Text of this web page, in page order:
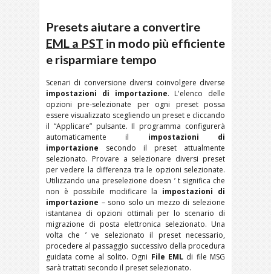
Presets aiutare a convertire
EML a PST in modo più efficiente
e risparmiare tempo
Scenari di conversione diversi coinvolgere diverse
impostazioni di importazione. L'elenco delle
opzioni pre-selezionate per ogni preset possa
essere visualizzato scegliendo un preset e cliccando
il “Applicare” pulsante. Il programma configurerà
automaticamente il impostazioni di
importazione secondo il preset attualmente
selezionato. Provare a selezionare diversi preset
per vedere la differenza tra le opzioni selezionate.
Utilizzando una preselezione doesn ’ t significa che
non è possibile modificare la impostazioni di
importazione – sono solo un mezzo di selezione
istantanea di opzioni ottimali per lo scenario di
migrazione di posta elettronica selezionato. Una
volta che ’ ve selezionato il preset necessario,
procedere al passaggio successivo della procedura
guidata come al solito. Ogni File EML di file MSG
sarà trattati secondo il preset selezionato.